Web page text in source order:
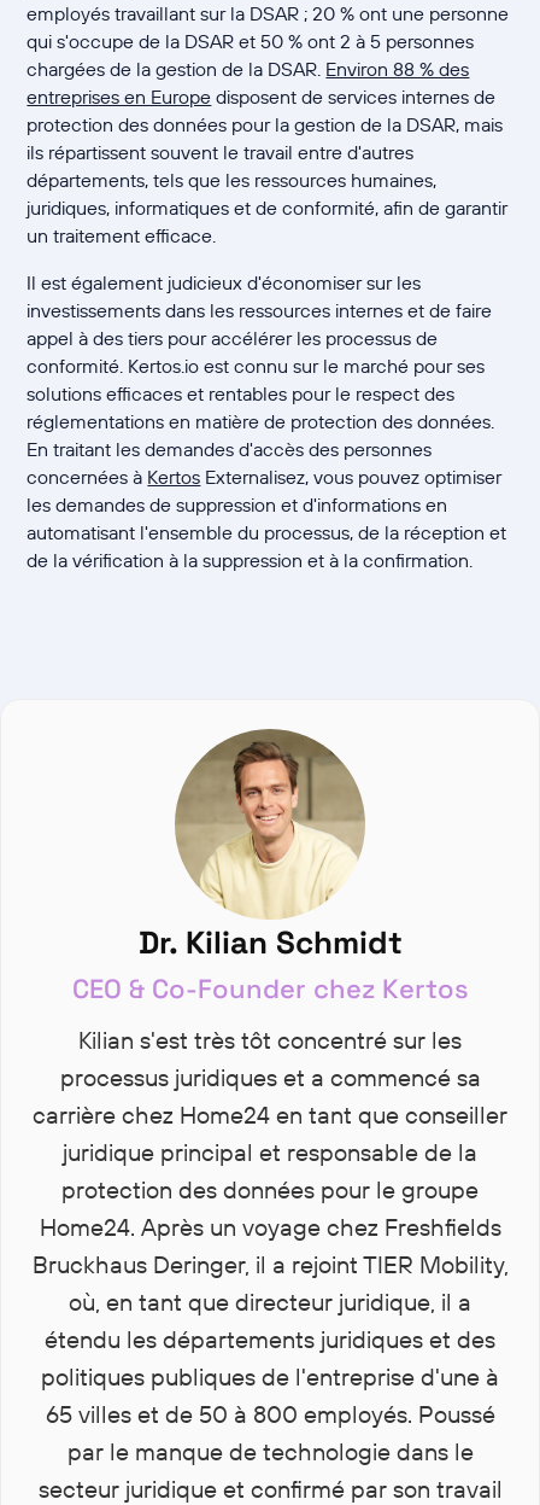
employés travaillant sur la DSAR ; 20 % ont une personne
qui s'occupe de la DSAR et 50 % ont 2 à 5 personnes
chargées de la gestion de la DSAR. Environ 88 % des
entreprises en Europe disposent de services internes de
protection des données pour la gestion de la DSAR, mais
ils répartissent souvent le travail entre d'autres
départements, tels que les ressources humaines,
juridiques, informatiques et de conformité, afin de garantir
un traitement efficace.
Il est également judicieux d'économiser sur les
investissements dans les ressources internes et de faire
appel à des tiers pour accélérer les processus de
conformité. Kertos.io est connu sur le marché pour ses
solutions efficaces et rentables pour le respect des
réglementations en matière de protection des données.
En traitant les demandes d'accès des personnes
concernées à Kertos Externalisez, vous pouvez optimiser
les demandes de suppression et d'informations en
automatisant l'ensemble du processus, de la réception et
de la vérification à la suppression et à la confirmation.
Dr. Kilian Schmidt
CEO & Co-Founder chez Kertos
Kilian s'est très tôt concentré sur les
processus juridiques et a commencé sa
carrière chez Home24 en tant que conseiller
juridique principal et responsable de la
protection des données pour le groupe
Home24. Après un voyage chez Freshfields
Bruckhaus Deringer, il a rejoint TIER Mobility,
où, en tant que directeur juridique, il a
étendu les départements juridiques et des
politiques publiques de l'entreprise d'une à
65 villes et de 50 à 800 employés. Poussé
par le manque de technologie dans le
secteur juridique et confirmé par son travail